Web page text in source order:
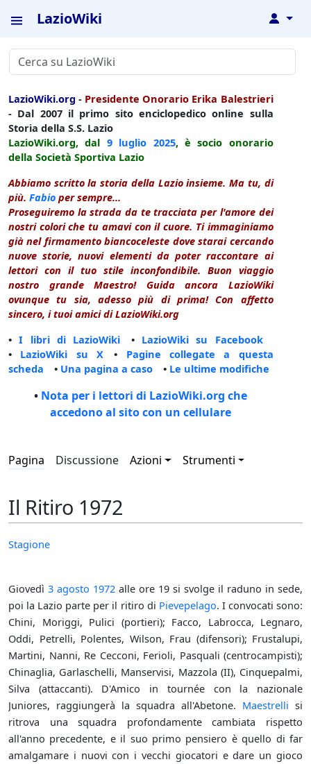
LazioWiki ↓
LazioWiki.org - Presidente Onorario Erika Balestrieri
- Dal 2007 il primo sito enciclopedico online sulla
Storia della S.S. Lazio
LazioWiki.org, dal 9 luglio 2025, è socio onorario
della Società Sportiva Lazio
Abbiamo scritto la storia della Lazio insieme. Ma tu, di
più. Fabio per sempre...
Proseguiremo la strada da te tracciata per l'amore dei
nostri colori che tu amavi con il cuore. Ti immaginiamo
già nel firmamento biancoceleste dove starai cercando
nuove storie, nuovi elementi da poter raccontare ai
lettori con il tuo stile inconfondibile. Buon viaggio
nostro grande Maestro! Guida ancora LazioWiki
ovunque tu sia, adesso più di prima! Con affetto
sincero, i tuoi amici di LazioWiki.org
•I libri di LazioWiki • LazioWiki su Facebook
• LazioWiki su X • Pagine collegate a questa
scheda • Una pagina a caso • Le ultime modifiche
• Nota per i lettori di LazioWiki.org che
accedono al sito con un cellulare
Pagina Discussione Azioni Strumenti
Il Ritiro 1972
Stagione
Giovedì 3 agosto 1972 alle ore 19 si svolge il raduno in sede,
poi la Lazio parte per il ritiro di Pievepelago. I convocati sono:
Chini, Moriggi, Pulici (portieri); Facco, Labrocca, Legnaro,
Oddi, Petrelli, Polentes, Wilson, Frau (difensori); Frustalupi,
Martini, Nanni, Re Cecconi, Ferioli, Pasquali (centrocampisti);
Chinaglia, Garlaschelli, Manservisi, Mazzola (II), Cinquepalmi,
Silva (attaccanti). D'Amico in tournée con la nazionale
Juniores, raggiungerà la squadra all'Abetone. Maestrelli si
ritrova una squadra profondamente cambiata rispetto
all'anno precedente, e il suo primo pensiero è quello di far
amalgamare i nuovi con i vecchi giocatori e dare un gioco